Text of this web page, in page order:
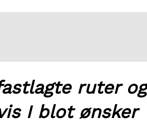
ruter og
I blot ønsker